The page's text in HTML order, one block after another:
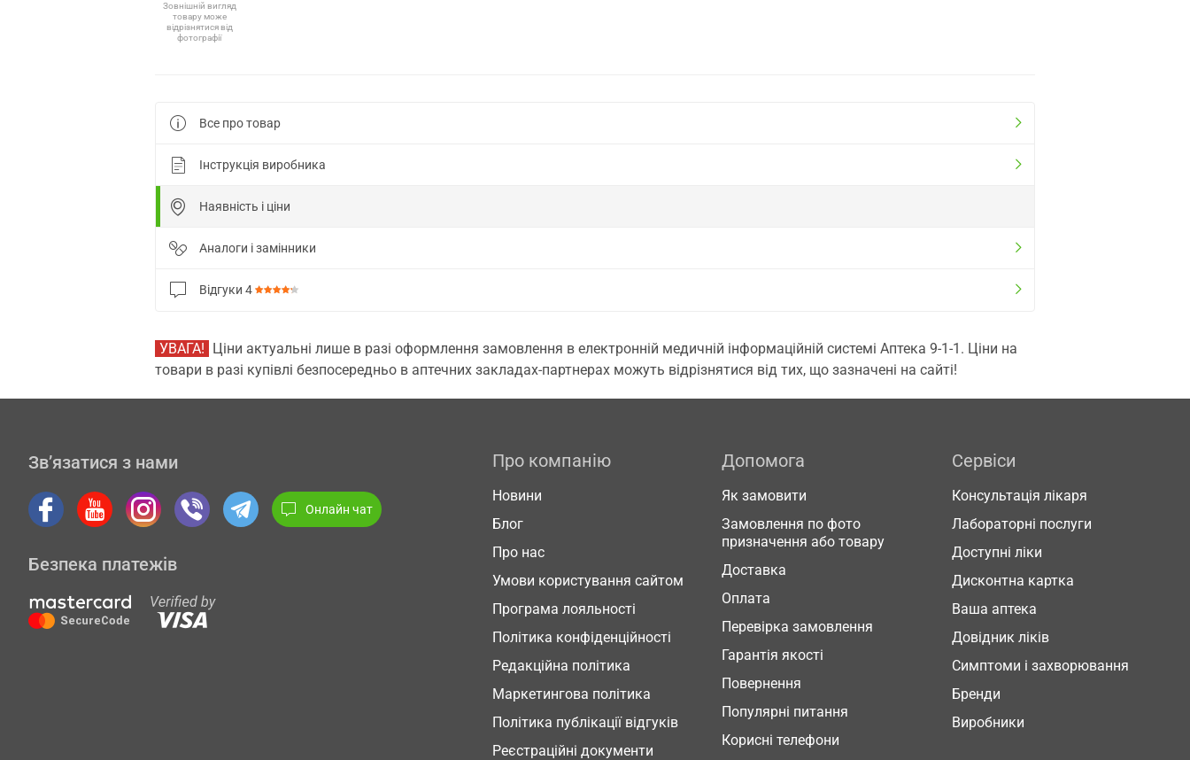
Зовнішній вигляд
товару може
відрізнятися від
фотографії
Все про товар
Інструкція виробника
Наявність і ціни
Аналоги і замінники
Відгуки 4
УВАГА! Ціни актуальні лише в разі оформлення замовлення в електронній медичній інформаційній системі Аптека 9-1-1. Ціни на
товари в разі купівлі безпосередньо в аптечних закладах-партнерах можуть відрізнятися від тих, що зазначені на сайті!
Зв’язатися з нами
Онлайн чат
Безпека платежів
Про компанію
Новини
Блог
Про нас
Умови користування сайтом
Програма лояльності
Політика конфіденційності
Редакційна політика
Маркетингова політика
Політика публікації відгуків
Реєстраційні документи
Допомога
Як замовити
Замовлення по фото
призначення або товару
Доставка
Оплата
Перевірка замовлення
Гарантія якості
Повернення
Популярні питання
Корисні телефони
Сервіси
Консультація лікаря
Лабораторні послуги
Доступні ліки
Дисконтна картка
Ваша аптека
Довідник ліків
Симптоми і захворювання
Бренди
Виробники